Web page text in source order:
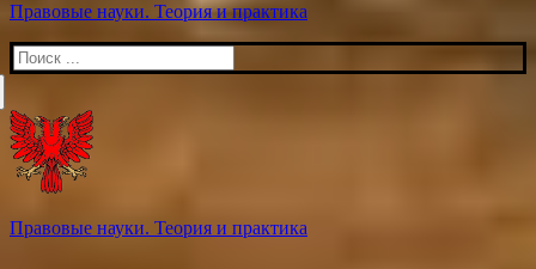
Правовые науки. Теория и практика
Искать:
Правовые науки. Теория и практика